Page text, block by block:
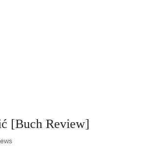
[Buch Review]